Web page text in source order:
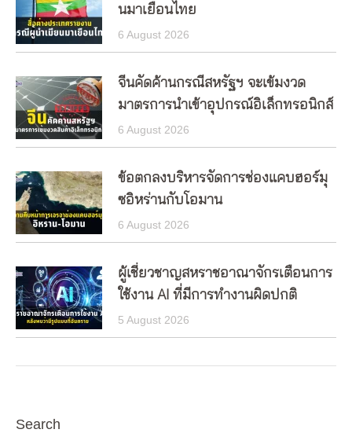
นมาเยือนไทย
6 August 2026
จีนคัดค้านกรณีสหรัฐฯ จะเข้มงวด
มาตรการนำเข้าอุปกรณ์อิเล็กทรอนิกส์
6 August 2026
ข้อตกลงบริหารจัดการช่องแคบฮอร์มุ
ซอิหร่านกับโอมาน
6 August 2026
ผู้เชี่ยวชาญสหราชอาณาจักรเตือนการ
ใช้งาน AI ที่มีการทำงานผิดปกติ
5 August 2026
Search